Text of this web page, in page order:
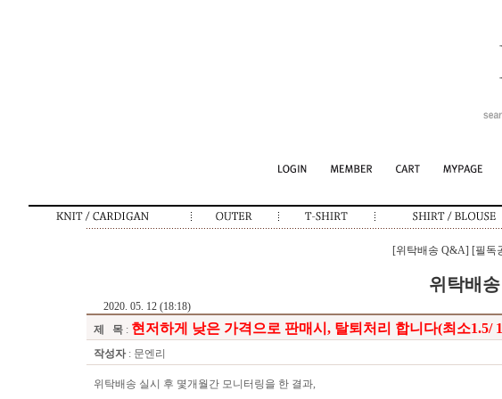
[위탁배송 Q&A] [필독
위탁배
2020. 05. 12 (18:18)
제 목 : 현저하게 낮은 가격으로 판매시, 탈퇴처리 합니다(최소1.5/
작성자: 문엔리
위탁배송 실시 후 몇개월간 모니터링을 한 결과,